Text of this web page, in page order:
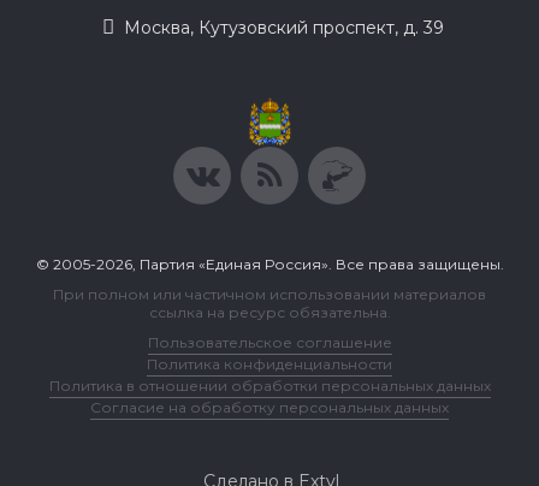
Москва, Кутузовский проспект, д. 39
© 2005-2026, Партия «Единая Россия». Все права защищены.
При полном или частичном использовании материалов
ссылка на ресурс обязательна.
Пользовательское соглашение
Политика конфиденциальности
Политика в отношении обработки персональных данных
Согласие на обработку персональных данных
Сделано в Extyl